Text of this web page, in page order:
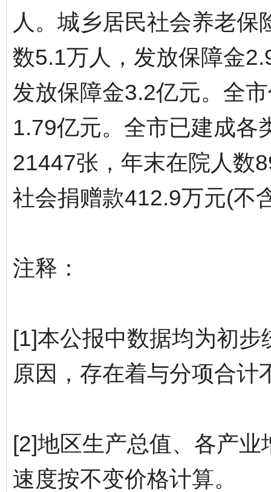
人。城乡居民社会养老
数5.1万人，发放保障金
发放保障金3.2亿元。全
1.79亿元。全市已建成各
21447张，年末在院人数
社会捐赠款412.9万元(不
注释：
[1]本公报中数据均为初
原因，存在着与分项合计
[2]地区生产总值、各产
速度按不变价格计算。